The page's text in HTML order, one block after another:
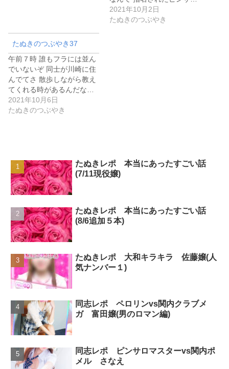
2021年10月2日
たぬきのつぶやき
たぬきのつぶやき37
午前７時 誰もフラには並ん
でいないぞ 同士が川崎に住
んでてさ 散歩しながら教え
てくれる時があるんだな…
2021年10月6日
たぬきのつぶやき
たぬきレポ 本当にあったすごい話
(7/11現役嬢)
たぬきレポ 本当にあったすごい話
(8/6追加５本)
たぬきレポ 大和キラキラ 佐藤嬢(人
気ナンバー１)
同志レポ ペロリンvs関内クラブメ
ガ 富田嬢(男のロマン編)
同志レポ ピンサロマスターvs関内ポ
メル さなえ